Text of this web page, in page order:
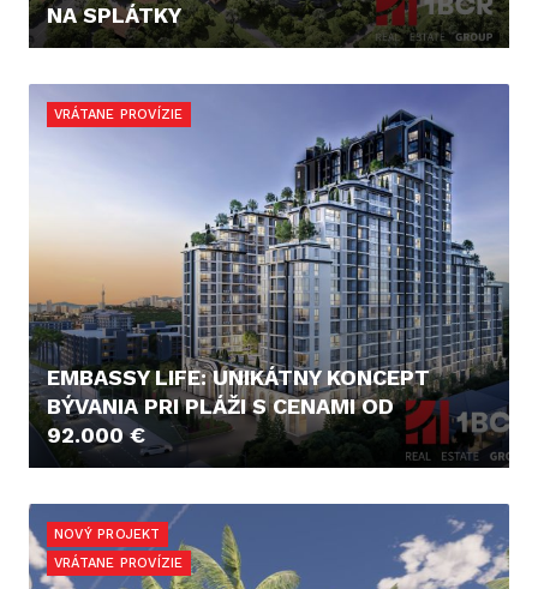
NA SPLÁTKY
VRÁTANE PROVÍZIE
EMBASSY LIFE: UNIKÁTNY KONCEPT
BÝVANIA PRI PLÁŽI S CENAMI OD
92.000 €
NOVÝ PROJEKT
VRÁTANE PROVÍZIE